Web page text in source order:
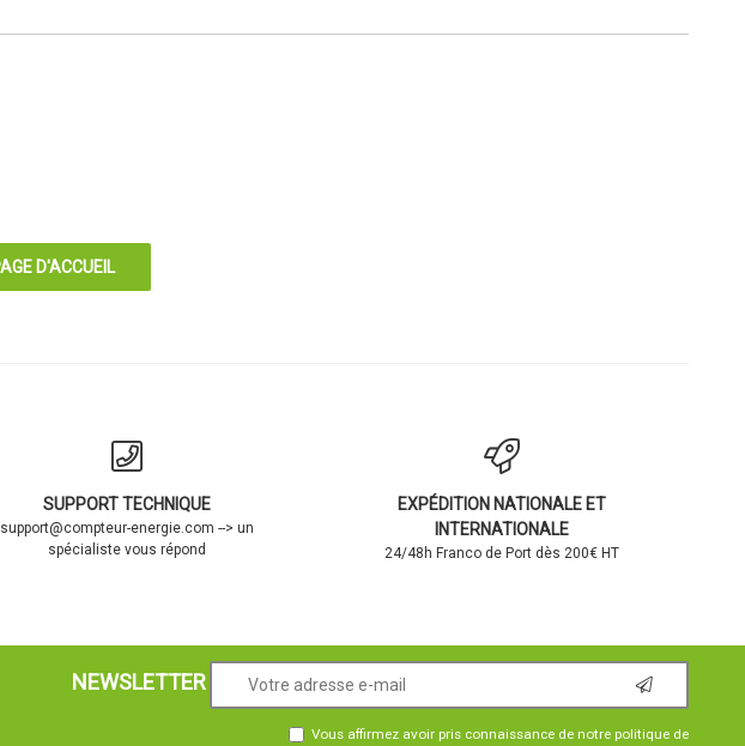
SUPPORT TECHNIQUE
support@compteur-energie.com --> un
spécialiste vous répond
EXPÉDITION NATIONALE ET
INTERNATIONALE
24/48h Franco de Port dès 200€ HT
NEWSLETTER
Vous affirmez avoir pris connaissance de notre politique de